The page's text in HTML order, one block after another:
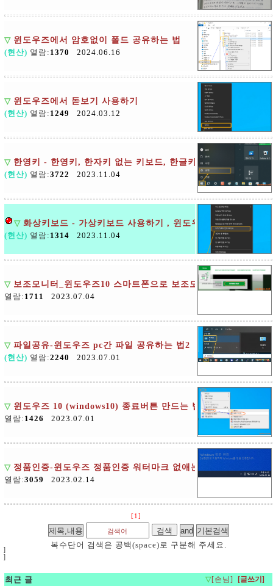
▽ 윈도우즈에서 암호없이 폴드 공유하는 법
(현산) 열람: 1370 2024.06.16
▽ 윈도우즈에서 돋보기 사용하기
(현산) 열람: 1249 2024.03.12
▽ 한영키 - 한영키, 한자키 없는 키보드, 한글키, 한자키 만들기
(현산) 열람:3722 2023.11.04
▽ 화상키보드 - 가상키보드 사용하기 , 윈도우즈
(현산) 열람: 1314 2023.11.04
▽ 보조모니터_윈도우즈10 스마트폰으로 보조모니터 만들기
열람: 1711 2023.07.04
▽ 파일공유-윈도우즈 pc간 파일 공유하는 법2
(현산) 열람:2240 2023.07.01
▽ 윈도우즈 10 (windows10) 종료버튼 만드는 법
열람: 1426 2023.07.01
▽ 정품인증-윈도우즈 정품인증 워터마크 없애는 법
열람:3059 2023.02.14
[1]
복수단어 검색은 공백(space)로 구분해 주세요.
]
]
최근 글 ▽[손님]